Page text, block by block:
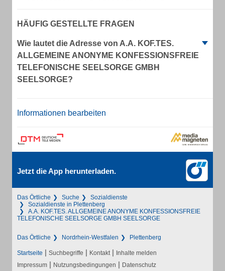
HÄUFIG GESTELLTE FRAGEN
Wie lautet die Adresse von A.A. KOF.TES.
ALLGEMEINE ANONYME KONFESSIONSFREIE
TELEFONISCHE SEELSORGE GMBH
SEELSORGE?
Informationen bearbeiten
Jetzt die App herunterladen.
Das Örtliche Suche
Sozialdienste
Sozialdienste in Plettenberg
A.A. KOF.TES. ALLGEMEINE ANONYME KONFESSIONSFREIE
TELEFONISCHE SEELSORGE GMBH SEELSORGE
Das Örtliche Nordrhein-Westfalen Plettenberg
Startseite | Suchbegriffe | Kontakt | Inhalte melden
Impressum | Nutzungsbedingungen | Datenschutz